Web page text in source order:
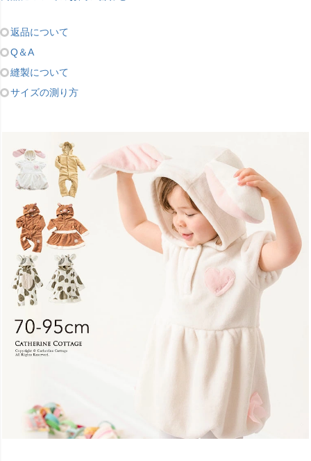
返品について
Q＆A
縫製について
サイズの測り方